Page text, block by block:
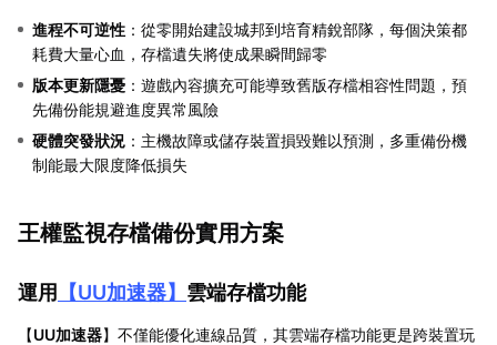
進程不可逆性 ：從零開始建設城邦到培育精銳部隊，每個決策都
耗費大量心血，存檔遺失將使成果瞬間歸零
版本更新隱憂 ：遊戲內容擴充可能導致舊版存檔相容性問題，預
先備份能規避進度異常風險
硬體突發狀況 ：主機故障或儲存裝置損毀難以預測，多重備份機
制能最大限度降低損失
王權監視存檔備份實用方案
運用 【UU加速器】 雲端存檔功能
【UU加速器】不僅能優化連線品質，其雲端存檔功能更是跨裝置玩